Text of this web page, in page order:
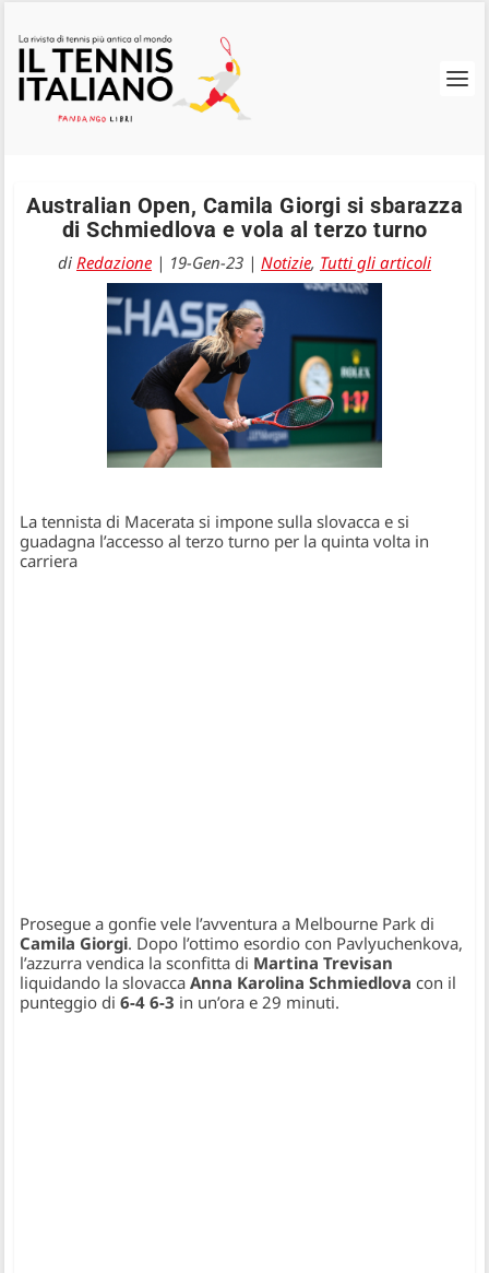
Australian Open, Camila Giorgi si sbarazza
di Schmiedlova e vola al terzo turno
di Redazione | 19-Gen-23 | Notizie, Tutti gli articoli
La tennista di Macerata si impone sulla slovacca e si
guadagna l’accesso al terzo turno per la quinta volta in
carriera
Prosegue a gonfie vele l’avventura a Melbourne Park di
Camila Giorgi. Dopo l’ottimo esordio con Pavlyuchenkova,
l’azzurra vendica la sconfitta di Martina Trevisan
liquidando la slovaccaAnna Karolina Schmiedlova con il
punteggio di6-4 6-3 in un’ora e 29 minuti.